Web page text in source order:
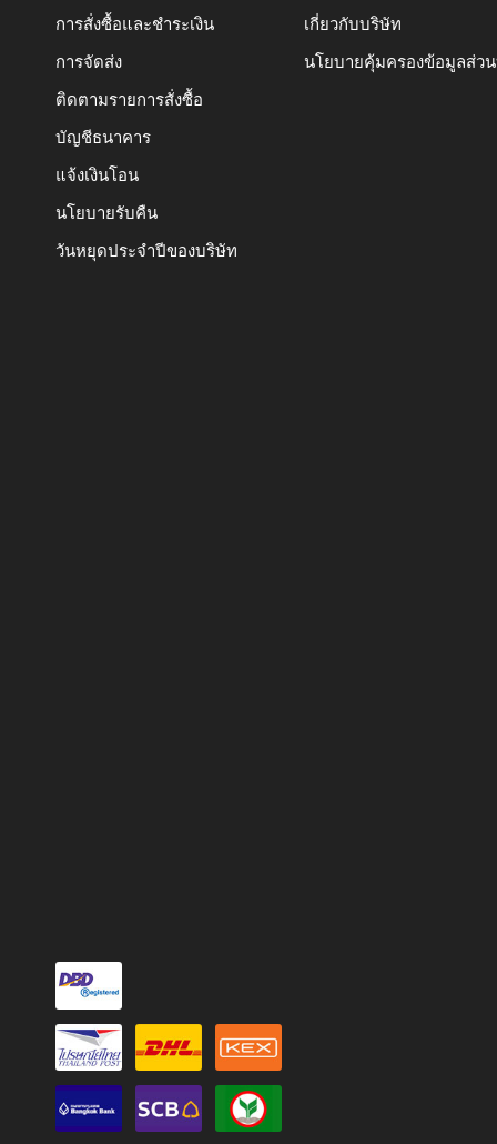
การสั่งซื้อและชำระเงิน
การจัดส่ง
ติดตามรายการสั่งซื้อ
บัญชีธนาคาร
แจ้งเงินโอน
นโยบายรับคืน
วันหยุดประจำปีของบริษัท
เกี่ยวกับบริษัท
นโยบายคุ้มครองข้อมูลส่ว